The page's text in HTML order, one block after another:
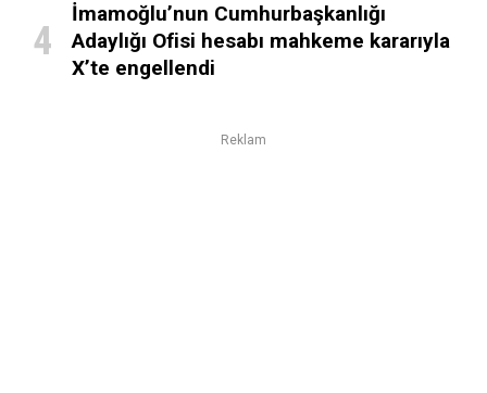
İmamoğlu’nun Cumhurbaşkanlığı
Adaylığı Ofisi hesabı mahkeme kararıyla
X’te engellendi
Reklam